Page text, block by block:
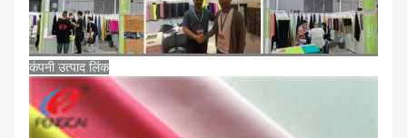
कंपनी उत्पाद लिंक